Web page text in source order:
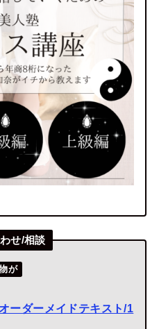
せ/相談
が
ーダーメイドテキスト/1